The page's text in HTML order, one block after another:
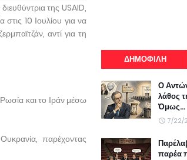
της USAID,
10 Ιουλίου για να
αντί για τη
και το Ιράν μέσω
παρέχοντας
ΔΗΜΟΦΙΛΗ
Ο
λάθος
Όμως...
7/22/
παρέα